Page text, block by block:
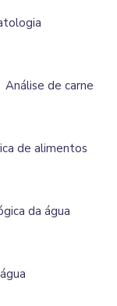
Análise de carne
de alimentos
da água